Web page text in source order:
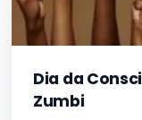
Dia da
Zumbi